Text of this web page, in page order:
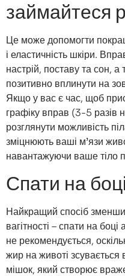
займайтеся
Це може допомогти
і еластичність шкіри.
настрій, поставу та сон,
позитивно вплинути на
Якщо у вас є час, щоб
графіку вправ (3-5 разів
розглянути можливість
зміцнюють ваші м’язи
навантажуючи ваше тіло
Спати на
Найкращий спосіб
вагітності – спати на
не рекомендується,
жир на животі
мішок, який створює